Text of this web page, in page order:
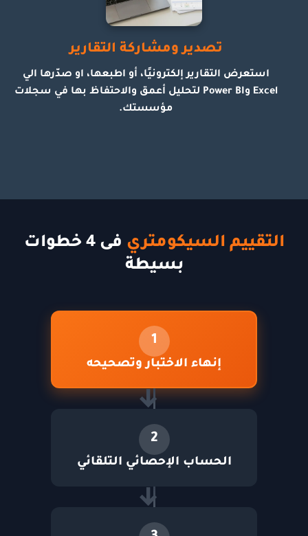
تصدير ومشاركة التقارير
استعرض التقارير إلكترونيًا، أو اطبعها، او صدّرها الي
Excel وPower BI لتحليل أعمق والاحتفاظ بها في سجلات
مؤسستك.
التقييم السيكومتري
فى 4 خطوات
بسيطة
1
إنهاء الاختبار وتصحيحه
2
الحساب الإحصائي التلقائي